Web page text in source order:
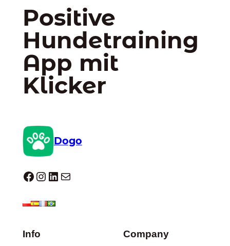
Positive
Hundetraining
App mit
Klicker
Dogo
Dogo facebook InstagramLinkedIn E-Mail
Info Company